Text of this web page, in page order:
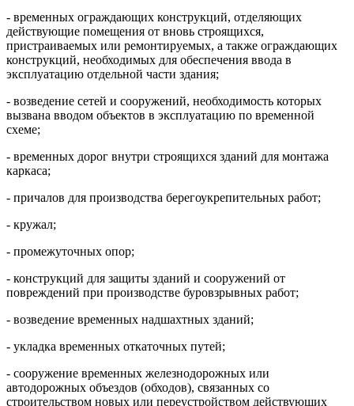
- временных ограждающих конструкций, отделяющих
действующие помещения от вновь строящихся,
пристраиваемых или ремонтируемых, а также ограждающих
конструкций, необходимых для обеспечения ввода в
эксплуатацию отдельной части здания;
- возведение сетей и сооружений, необходимость которых
вызвана вводом объектов в эксплуатацию по временной
схеме;
- временных дорог внутри строящихся зданий для монтажа
каркаса;
- причалов для производства берегоукрепительных работ;
- кружал;
- промежуточных опор;
- конструкций для защиты зданий и сооружений от
повреждений при производстве буровзрывных работ;
- возведение временных надшахтных зданий;
- укладка временных откаточных путей;
- сооружение временных железнодорожных или
автодорожных объездов (обходов), связанных со
строительством новых или переустройством действующих